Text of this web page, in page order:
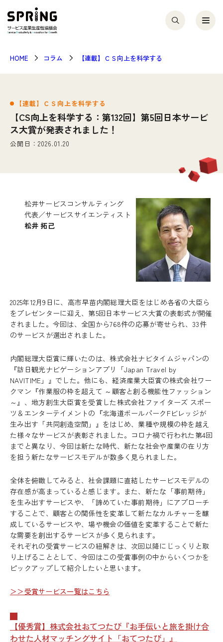
HOME コラム 【連載】ＣＳ向上を科学する
【連載】ＣＳ向上を科学する
【CS向上を科学する：第132回】第5回日本サービ
ス大賞が発表されました！
公開日：2026.01.20
松井サービスコンサルティング
代表／サービスサイエンティスト
松井 拓己
2025年12月9日に、高市早苗内閣総理大臣をはじめ各省の大臣ら
をプレゼンターに迎え、第5回日本サービス大賞の表彰式が開催
されました。今回は、全国から768件の応募が寄せられ、33件
のサービスが選出されました。
内閣総理大臣賞に輝いたのは、株式会社ナビタイムジャパンの
『訪日観光ナビゲーションアプリ「Japan Travel by
NAVITIME」』でした。他にも、経済産業大臣賞の株式会社ワー
クマン『作業服の枠を超えて ～顧客と創る機能性ファッション
～』、地方創生大臣賞を受賞した株式会社ファイターズ スポー
ツ＆エンターテイメントの『北海道ボールパークFビレッジが
生み出す「共同創造空間」』をはじめ、業種や規模の枠を越え
た様々なサービスが表彰されました。コロナ禍で行われた第4回
までと異なり、今回は新たな時代、新たな社会や産業の在り方
を担う新たなサービスモデルが数多く見られました。
全体を俯瞰してみると、社会課題に直結したサービスモデルの
存在感が高まっていると感じます。また、新たな「事前期待」
を生み出すサービスや、「諦めていた事前期待」にアプローチ
することで、顧客との関係性を変革して新たなカルチャーを醸
成しているサービスや、場や機会の価値を変革することで新た
な需要を創出するサービスが多く見られます。
それぞれの受賞サービスの紐解きは、次回以降にじっくりと取
り上げることとして、今回はこの受賞事例の中からいくつかを
ピックアップして紹介したいと思います。
＞＞受賞サービス一覧はこちら
【優秀賞】株式会社おてつたび『お手伝いと旅を掛け合
わせた人材マッチングサイト「おてつたび」』